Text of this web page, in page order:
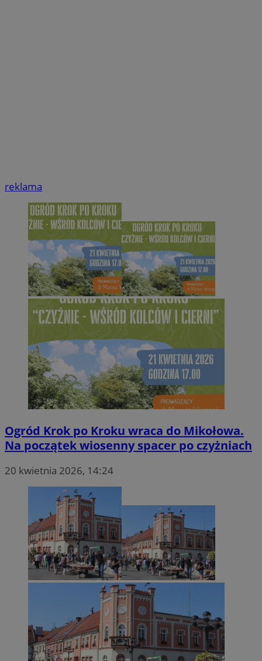
reklama
Ogród Krok po Kroku wraca do Mikołowa.
Na początek wiosenny spacer po czyżniach
20 kwietnia 2026, 14:24